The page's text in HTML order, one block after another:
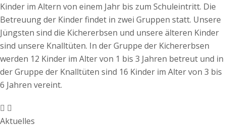
Kinder im Altern von einem Jahr bis zum Schuleintritt. Die
Betreuung der Kinder findet in zwei Gruppen statt. Unsere
Jüngsten sind die Kichererbsen und unsere älteren Kinder
sind unsere Knalltüten. In der Gruppe der Kichererbsen
werden 12 Kinder im Alter von 1 bis 3 Jahren betreut und in
der Gruppe der Knalltüten sind 16 Kinder im Alter von 3 bis
6 Jahren vereint.
Aktuelles